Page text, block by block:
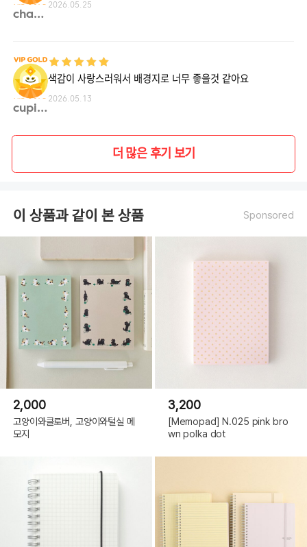
chael**
2026.05.25
cupid**
색감이 사랑스러워서 배경지로 너무 좋을것 같아요
2026.05.13
더 많은 후기 보기
이 상품과 같이 본 상품 Sponsored
2,000
고양이와클로버, 고양이와털실 메
모지
3,200
[Memopad] N.025 pink bro
wn polka dot